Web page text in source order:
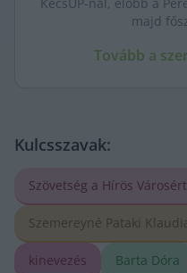
KecsUP-nál, előbb a
majd
Tovább a
Kulcsszavak:
Szövetség a Hírös
Szemereyné Pataki
kinevezés Barta Dóra